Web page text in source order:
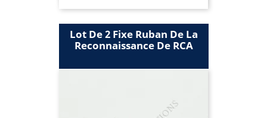
Lot De 2 Fixe Ruban De La
Reconnaissance De RCA